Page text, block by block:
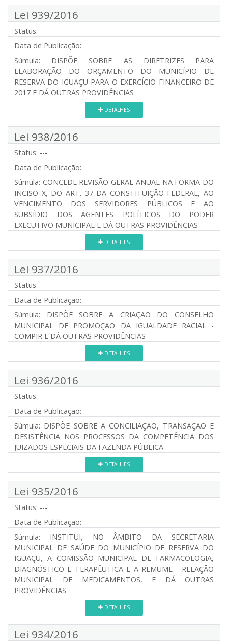
Lei 939/2016
Status: ---
Data de Publicação:
Súmula: DISPÕE SOBRE AS DIRETRIZES PARA
ELABORAÇÃO DO ORÇAMENTO DO MUNICÍPIO DE
RESERVA DO IGUAÇU PARA O EXERCÍCIO FINANCEIRO DE
2017 E DÁ OUTRAS PROVIDÊNCIAS
DETALHES
Lei 938/2016
Status: ---
Data de Publicação:
Súmula: CONCEDE REVISÃO GERAL ANUAL NA FORMA DO
INCISO X, DO ART. 37 DA CONSTITUIÇÃO FEDERAL, AO
VENCIMENTO DOS SERVIDORES PÚBLICOS E AO
SUBSÍDIO DOS AGENTES POLÍTICOS DO PODER
EXECUTIVO MUNICIPAL E DÁ OUTRAS PROVIDÊNCIAS
DETALHES
Lei 937/2016
Status: ---
Data de Publicação:
Súmula: DISPÕE SOBRE A CRIAÇÃO DO CONSELHO
MUNICIPAL DE PROMOÇÃO DA IGUALDADE RACIAL -
COMPIR E DÁ OUTRAS PROVIDÊNCIAS
DETALHES
Lei 936/2016
Status: ---
Data de Publicação:
Súmula: DISPÕE SOBRE A CONCILIAÇÃO, TRANSAÇÃO E
DESISTÊNCIA NOS PROCESSOS DA COMPETÊNCIA DOS
JUIZADOS ESPECIAIS DA FAZENDA PÚBLICA.
DETALHES
Lei 935/2016
Status: ---
Data de Publicação:
Súmula: INSTITUI, NO ÂMBITO DA SECRETARIA
MUNICIPAL DE SAÚDE DO MUNICÍPIO DE RESERVA DO
IGUAÇU, A COMISSÃO MUNICIPAL DE FARMACOLOGIA,
DIAGNÓSTICO E TERAPÊUTICA E A REMUME - RELAÇÃO
MUNICIPAL DE MEDICAMENTOS, E DÁ OUTRAS
PROVIDÊNCIAS
DETALHES
Lei 934/2016